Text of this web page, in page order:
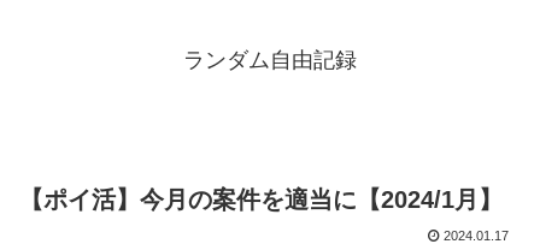
ランダム自由記録
【ポイ活】今月の案件を適当に【2024/1月】
2024.01.17